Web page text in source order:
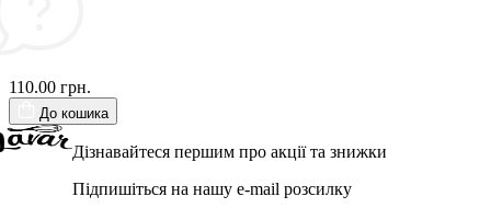
110.00 грн.
До кошика
Дізнавайтеся першим про акції та знижки
Підпишіться на нашу e-mail розсилку